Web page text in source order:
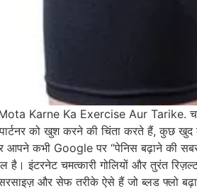
Ka Exercise Aur Tarike.
को खुश करने की चिंता करते हैं, कुछ खुद
कभी Google पर “पेनिस बढ़ाने की
इंटरनेट चमत्कारी गोलियों और तुरंत
और सेफ तरीके ऐसे हैं जो ब्लड फ्लो